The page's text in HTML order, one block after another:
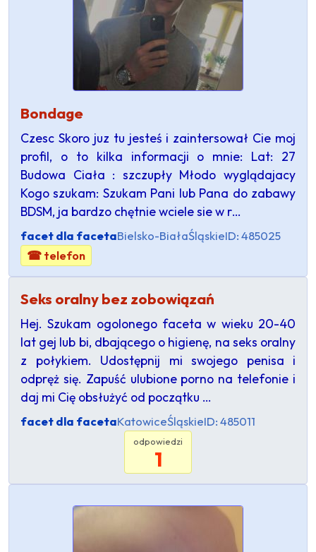
Bondage
Czesc Skoro juz tu jesteś i zaintersował Cie moj
profil, o to kilka informacji o mnie: Lat: 27
Budowa Ciała : szczupły Młodo wyglądajacy
Kogo szukam: Szukam Pani lub Pana do zabawy
BDSM, ja bardzo chętnie wciele sie w r…
facet dla facetaBielsko-BiałaŚląskieID: 485025
☎ telefon
Seks oralny bez zobowiązań
Hej. Szukam ogolonego faceta w wieku 20-40
lat gej lub bi, dbającego o higienę, na seks oralny
z połykiem. Udostępnij mi swojego penisa i
odpręż się. Zapuść ulubione porno na telefonie i
daj mi Cię obsłużyć od początku …
facet dla facetaKatowiceŚląskieID: 485011
odpowiedzi
1